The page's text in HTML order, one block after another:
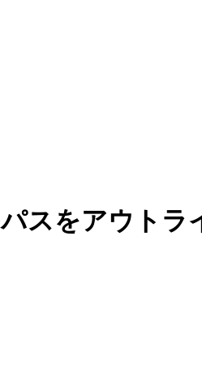
スをアウトラ